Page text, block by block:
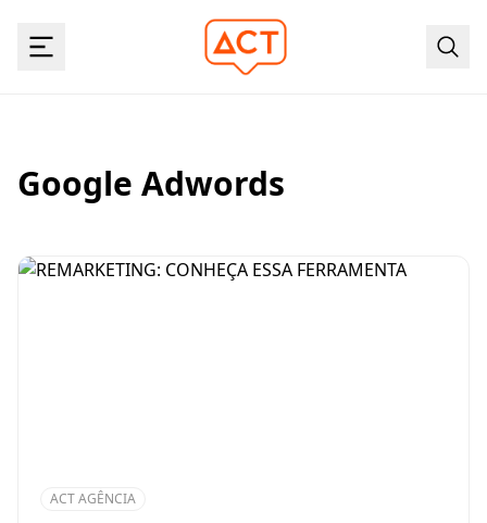
Google Adwords
ACT AGÊNCIA